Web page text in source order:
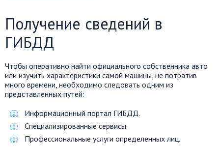
Получение сведений в
ГИБДД
Чтобы оперативно найти официального собственника авто
или изучить характеристики самой машины, не потратив
много времени, необходимо следовать одним из
представленных путей:
Информационный портал ГИБДД.
Специализированные сервисы.
Профессиональные услуги определенных лиц.